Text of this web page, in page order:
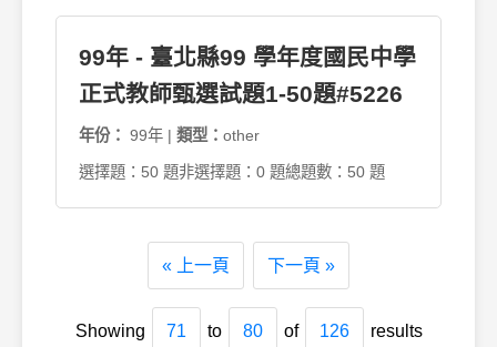
99年 - 臺北縣99 學年度國民中學
正式教師甄選試題1-50題#5226
年份： 99年 | 類型： other
選擇題：50 題非選擇題：0 題總題數：50 題
« 上一頁 下一頁 »
Showing 71 to 80 of 126 results